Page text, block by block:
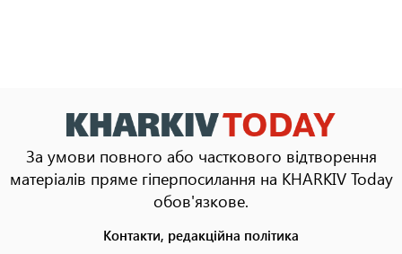
За умови повного або часткового відтворення
матеріалів пряме гіперпосилання на KHARKIV Today
обов'язкове.
Контакти, редакційна політика